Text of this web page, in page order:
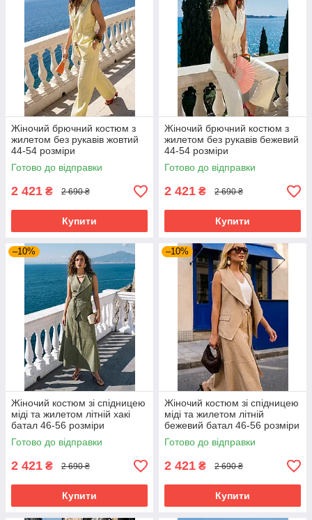
Жіночий брючний костюм з
жилетом без рукавів жовтий
44-54 розміри
Готово до відправки
2 421 ₴ 2 690 ₴
Купити
Жіночий брючний костюм з
жилетом без рукавів бежевий
44-54 розміри
Готово до відправки
2 421 ₴ 2 690 ₴
Купити
–10%
Жіночий костюм зі спідницею
міді та жилетом літній хакі
батал 46-56 розміри
Готово до відправки
2 421 ₴ 2 690 ₴
Купити
–10%
Жіночий костюм зі спідницею
міді та жилетом літній
бежевий батал 46-56 розміри
Готово до відправки
2 421 ₴ 2 690 ₴
Купити